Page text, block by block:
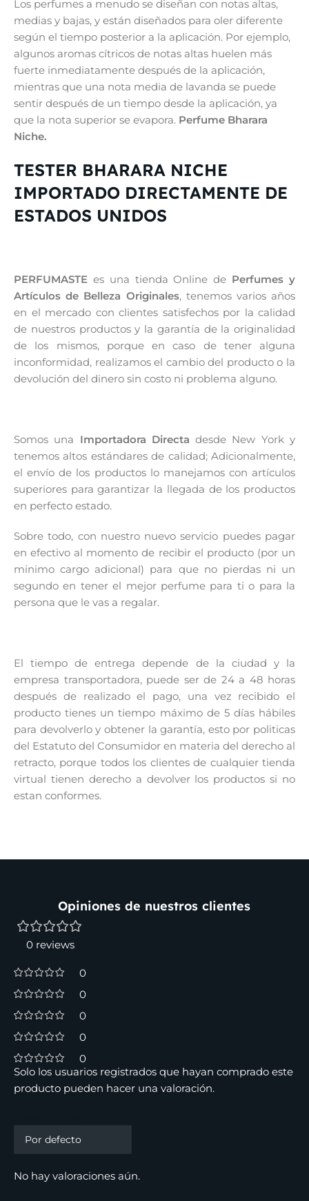
Los perfumes a menudo se diseñan con notas altas,
medias y bajas, y están diseñados para oler diferente
según el tiempo posterior a la aplicación. Por ejemplo,
algunos aromas cítricos de notas altas huelen más
fuerte inmediatamente después de la aplicación,
mientras que una nota media de lavanda se puede
sentir después de un tiempo desde la aplicación, ya
que la nota superior se evapora. Perfume Bharara
Niche.
TESTER BHARARA NICHE
IMPORTADO DIRECTAMENTE DE
ESTADOS UNIDOS
PERFUMASTE es una tienda Online de Perfumes y
Artículos de Belleza Originales, tenemos varios años
en el mercado con clientes satisfechos por la calidad
de nuestros productos y la garantía de la originalidad
de los mismos, porque en caso de tener alguna
inconformidad, realizamos el cambio del producto o la
devolución del dinero sin costo ni problema alguno.
Somos una Importadora Directa desde New York y
tenemos altos estándares de calidad; Adicionalmente,
el envío de los productos lo manejamos con artículos
superiores para garantizar la llegada de los productos
en perfecto estado.
Sobre todo, con nuestro nuevo servicio puedes pagar
en efectivo al momento de recibir el producto (por un
minimo cargo adicional) para que no pierdas ni un
segundo en tener el mejor perfume para ti o para la
persona que le vas a regalar.
El tiempo de entrega depende de la ciudad y la
empresa transportadora, puede ser de 24 a 48 horas
después de realizado el pago, una vez recibido el
producto tienes un tiempo máximo de 5 días hábiles
para devolverlo y obtener la garantía, esto por politicas
del Estatuto del Consumidor en materia del derecho al
retracto, porque todos los clientes de cualquier tienda
virtual tienen derecho a devolver los productos si no
estan conformes.
Opiniones de nuestros clientes
0 reviews
0
0
0
0
0
No hay valoraciones aún.
Solo los usuarios registrados que hayan comprado este
producto pueden hacer una valoración.